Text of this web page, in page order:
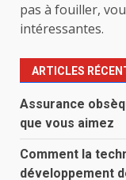
pas à fouiller,
intéressantes.
ARTICLES
Assurance
que vous aimez
Comment la
développement